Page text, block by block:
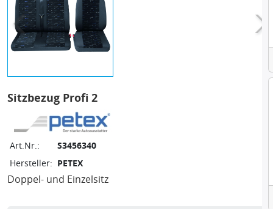
Sitzbezug Profi 2
Art.Nr.:
S3456340
Hersteller: PETEX
Doppel- und Einzelsitz